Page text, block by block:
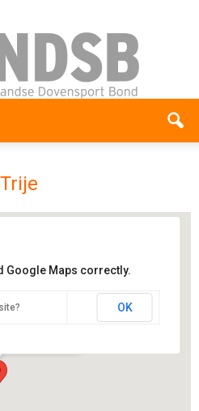
Trije
Google Maps correctly.
OK